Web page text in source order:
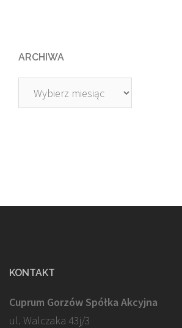
ARCHIWA
Archiwa
KONTAKT
Cuprum Gorzów Spółka Akcyjna
ul. Walczaka 43j/3